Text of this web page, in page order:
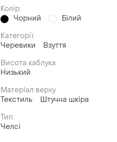
Колір:
Чорний
Білий
Категорії:
Черевики
Взуття
Висота каблука
Низький
Матеріал верху
Текстиль
Штучна шкіра
Тип
Челсі